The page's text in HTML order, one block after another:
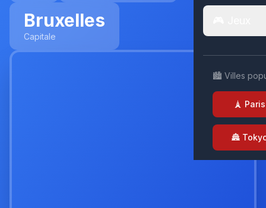
🏙️ Villes
🗼 Paris
🏯
Bruxelles
Capitale